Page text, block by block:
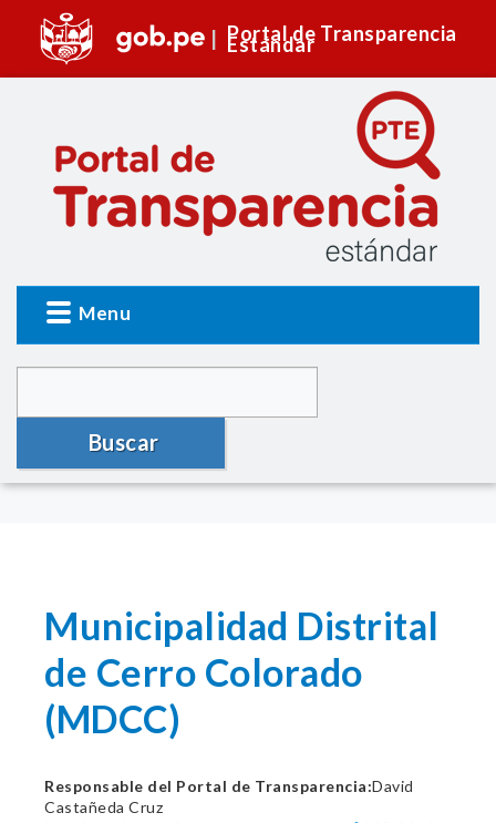
Portal de Transparencia
Estándar
Menu
Buscar
Municipalidad Distrital
de Cerro Colorado
(MDCC)
Responsable del Portal de Transparencia:David
Castañeda Cruz